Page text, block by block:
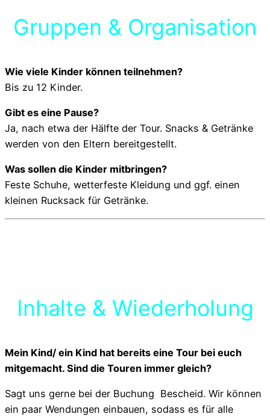
Gruppen & Organisation
Wie viele Kinder können teilnehmen?
Bis zu 12 Kinder.
Gibt es eine Pause?
Ja, nach etwa der Hälfte der Tour. Snacks & Getränke
werden von den Eltern bereitgestellt.
Was sollen die Kinder mitbringen?
Feste Schuhe, wetterfeste Kleidung und ggf. einen
kleinen Rucksack für Getränke.
Inhalte & Wiederholung
Mein Kind/ ein Kind hat bereits eine Tour bei euch
mitgemacht. Sind die Touren immer gleich?
Sagt uns gerne bei der Buchung Bescheid. Wir können
ein paar Wendungen einbauen, sodass es für alle